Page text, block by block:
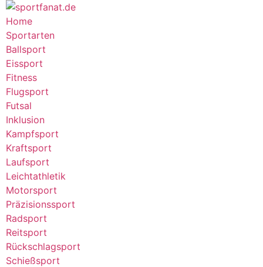
Home
Sportarten
Ballsport
Eissport
Fitness
Flugsport
Futsal
Inklusion
Kampfsport
Kraftsport
Laufsport
Leichtathletik
Motorsport
Präzisionssport
Radsport
Reitsport
Rückschlagsport
Schießsport